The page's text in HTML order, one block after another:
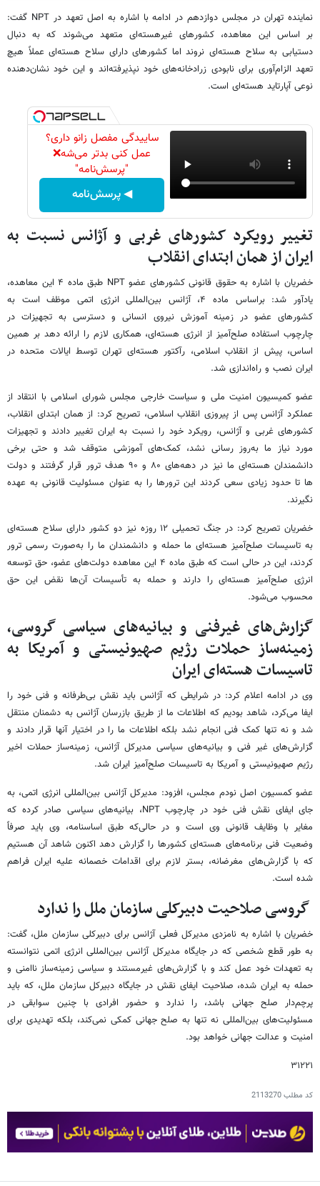
نماینده تهران در مجلس دوازدهم در ادامه با اشاره به اصل تعهد در NPT گفت:
بر اساس این معاهده، کشورهای غیرهسته‌ای متعهد می‌شوند که به دنبال
دستیابی به سلاح هسته‌ای نروند اما کشورهای دارای سلاح هسته‌ای عملاً هیچ
تعهد الزام‌آوری برای نابودی زرادخانه‌های خود نپذیرفته‌اند و این خود نشان‌دهنده
نوعی آپارتاید هسته‌ای است.
ساییدگی مفصل زانو داری؟
عمل کنی بدتر می‌شه❌
"پرسش‌نامه"
◀ پرسش‌نامه
تغییر رویکرد کشورهای غربی و آژانس نسبت به
ایران از همان ابتدای انقلاب
خضریان با اشاره به حقوق قانونی کشورهای عضو NPT طبق ماده ۴ این معاهده،
یادآور شد: براساس ماده ۴، آژانس بین‌المللی انرژی اتمی موظف است به
کشورهای عضو در زمینه آموزش نیروی انسانی و دسترسی به تجهیزات در
چارچوب استفاده صلح‌آمیز از انرژی هسته‌ای، همکاری لازم را ارائه دهد بر همین
اساس، پیش از انقلاب اسلامی، رآکتور هسته‌ای تهران توسط ایالات متحده در
ایران نصب و راه‌اندازی شد.
عضو کمیسیون امنیت ملی و سیاست خارجی مجلس شورای اسلامی با انتقاد از
عملکرد آژانس پس از پیروزی انقلاب اسلامی، تصریح کرد: از همان ابتدای انقلاب،
کشورهای غربی و آژانس، رویکرد خود را نسبت به ایران تغییر دادند و تجهیزات
مورد نیاز ما به‌روز رسانی نشد، کمک‌های آموزشی متوقف شد و حتی برخی
دانشمندان هسته‌ای ما نیز در دهه‌های ۸۰ و ۹۰ هدف ترور قرار گرفتند و دولت
ها تا حدود زیادی سعی کردند این ترورها را به عنوان مسئولیت قانونی به عهده
نگیرند.
خضریان تصریح کرد: در جنگ تحمیلی ۱۲ روزه نیز دو کشور دارای سلاح هسته‌ای
به تاسیسات صلح‌آمیز هسته‌ای ما حمله و دانشمندان ما را به‌صورت رسمی ترور
کردند، این در حالی است که طبق ماده ۴ این معاهده دولت‌های عضو، حق توسعه
انرژی صلح‌آمیز هسته‌ای را دارند و حمله به تأسیسات آن‌ها نقض این حق
محسوب می‌شود.
گزارش‌های غیرفنی و بیانیه‌های سیاسی گروسی،
زمینه‌ساز حملات رژیم صهیونیستی و آمریکا به
تاسیسات هسته‌ای ایران
وی در ادامه اعلام کرد: در شرایطی که آژانس باید نقش بی‌طرفانه و فنی خود را
ایفا می‌کرد، شاهد بودیم که اطلاعات ما از طریق بازرسان آژانس به دشمنان منتقل
شد و نه تنها کمک فنی انجام نشد بلکه اطلاعات ما را در اختیار آنها قرار دادند و
گزارش‌های غیر فنی و بیانیه‌های سیاسی مدیرکل آژانس، زمینه‌ساز حملات اخیر
رژیم صهیونیستی و آمریکا به تاسیسات صلح‌آمیز ایران شد.
عضو کمسیون اصل نودم مجلس، افزود: مدیرکل آژانس بین‌المللی انرژی اتمی، به
جای ایفای نقش فنی خود در چارچوب NPT، بیانیه‌های سیاسی صادر کرده که
مغایر با وظایف قانونی وی است و در حالی‌که طبق اساسنامه، وی باید صرفاً
وضعیت فنی برنامه‌های هسته‌ای کشورها را گزارش دهد اکنون شاهد آن هستیم
که با گزارش‌های مغرضانه، بستر لازم برای اقدامات خصمانه علیه ایران فراهم
شده است.
گروسی صلاحیت دبیرکلی سازمان ملل را ندارد
خضریان با اشاره به نامزدی مدیرکل فعلی آژانس برای دبیرکلی سازمان ملل، گفت:
به طور قطع شخصی که در جایگاه مدیرکل آژانس بین‌المللی انرژی اتمی نتوانسته
به تعهدات خود عمل کند و با گزارش‌های غیرمستند و سیاسی زمینه‌ساز ناامنی و
حمله به ایران شده، صلاحیت ایفای نقش در جایگاه دبیرکل سازمان ملل، که باید
پرچم‌دار صلح جهانی باشد، را ندارد و حضور افرادی با چنین سوابقی در
مسئولیت‌های بین‌المللی نه تنها به صلح جهانی کمکی نمی‌کند، بلکه تهدیدی برای
امنیت و عدالت جهانی خواهد بود.
۳۱۲۲۱
کد مطلب2113270